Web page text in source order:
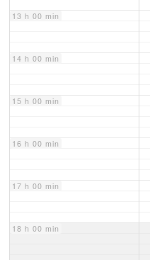
13 h 00 min
14 h 00 min
15 h 00 min
16 h 00 min
17 h 00 min
18 h 00 min